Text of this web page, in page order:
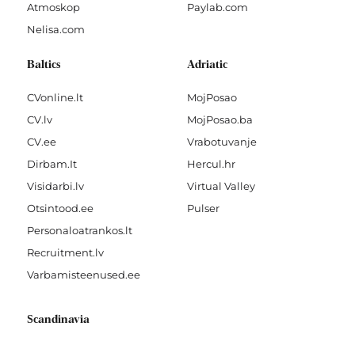
Atmoskop
Nelisa.com
Paylab.com
Baltics
CVonline.lt
CV.lv
CV.ee
Dirbam.It
Visidarbi.lv
Otsintood.ee
Personaloatrankos.lt
Recruitment.lv
Varbamisteenused.ee
Adriatic
MojPosao
MojPosao.ba
Vrabotuvanje
Hercul.hr
Virtual Valley
Pulser
Scandinavia